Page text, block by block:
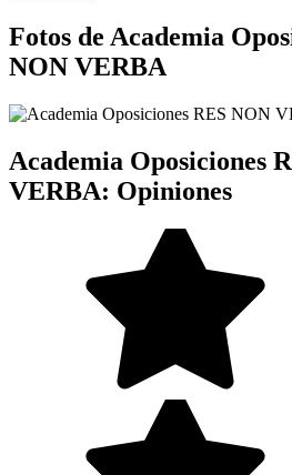
Fotos de Academia
NON VERBA
Academia Oposiciones
VERBA: Opiniones